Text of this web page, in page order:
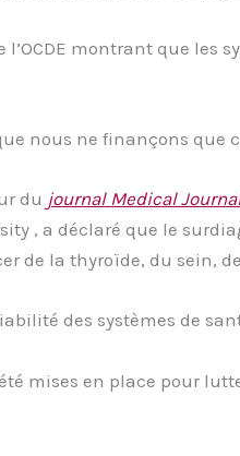
l’OCDE montrant que
nous ne finançons que
du journal Medical
, a déclaré que le
de la thyroïde, du sein,
des systèmes de
mises en place pour